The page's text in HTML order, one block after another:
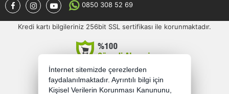
0850 308 52 69
Kredi kartı bilgileriniz 256bit SSL sertifikası ile korunmaktadır.
İnternet sitemizde çerezlerden
faydalanılmaktadır. Ayrıntılı bilgi için
Kişisel Verilerin Korunması Kanununu,